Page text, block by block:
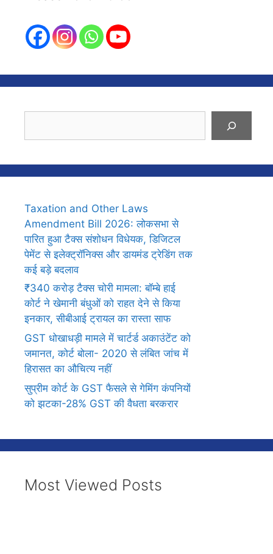
Taxation and Other Laws
Amendment Bill 2026: लोकसभा से
पारित हुआ टैक्स संशोधन विधेयक, डिजिटल
पेमेंट से इलेक्ट्रॉनिक्स और डायमंड ट्रेडिंग तक
कई बड़े बदलाव
₹340 करोड़ टैक्स चोरी मामला: बॉम्बे हाई
कोर्ट ने खेमानी बंधुओं को राहत देने से किया
इनकार, सीबीआई ट्रायल का रास्ता साफ
GST धोखाधड़ी मामले में चार्टर्ड अकाउंटेंट को
जमानत, कोर्ट बोला- 2020 से लंबित जांच में
हिरासत का औचित्य नहीं
सुप्रीम कोर्ट के GST फैसले से गेमिंग कंपनियों
को झटका-28% GST की वैधता बरकरार
Most Viewed Posts